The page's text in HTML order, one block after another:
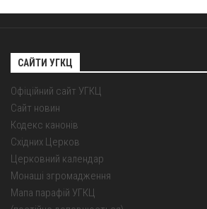
САЙТИ УГКЦ
Офіційний сайт УГКЦ
Сайт новин
Кодекс канонів
Східних Церков
Церковний календар
Монаші згромадження
Мапа парафій УГКЦ